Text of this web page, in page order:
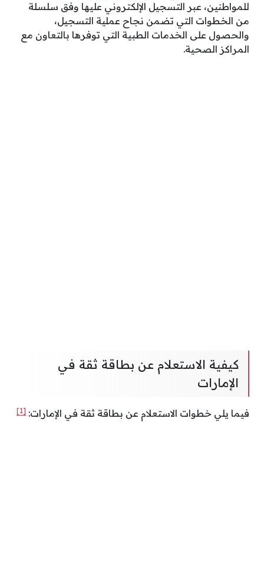
للمواطنين، عبر التسجيل الإلكتروني عليها وفق سلسلة
من الخطوات التي تضمن نجاح عملية التسجيل،
والحصول على الخدمات الطبية التي توفرها بالتعاون مع
المراكز الصحية.
كيفية الاستعلام عن بطاقة ثقة في
الإمارات
فيما يلي خطوات الاستعلام عن بطاقة ثقة في الإمارات: [1]